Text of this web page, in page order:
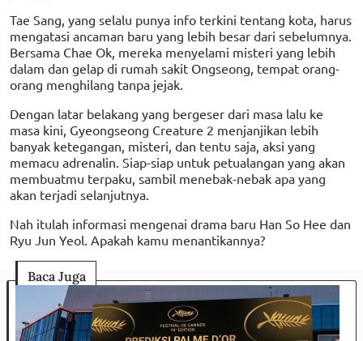
Tae Sang, yang selalu punya info terkini tentang kota, harus
mengatasi ancaman baru yang lebih besar dari sebelumnya.
Bersama Chae Ok, mereka menyelami misteri yang lebih
dalam dan gelap di rumah sakit Ongseong, tempat orang-
orang menghilang tanpa jejak.
Dengan latar belakang yang bergeser dari masa lalu ke
masa kini, Gyeongseong Creature 2 menjanjikan lebih
banyak ketegangan, misteri, dan tentu saja, aksi yang
memacu adrenalin. Siap-siap untuk petualangan yang akan
membuatmu terpaku, sambil menebak-nebak apa yang
akan terjadi selanjutnya.
Nah itulah informasi mengenai drama baru Han So Hee dan
Ryu Jun Yeol. Apakah kamu menantikannya?
Baca Juga